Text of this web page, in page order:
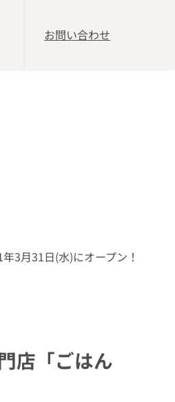
お問い合わせ
3月31日(水)にオープン！
店「ごはん